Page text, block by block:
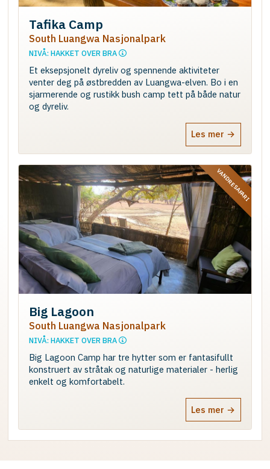
Tafika Camp
South Luangwa Nasjonalpark
NIVÅ: HAKKET OVER BRA
Et eksepsjonelt dyreliv og spennende aktiviteter
venter deg på østbredden av Luangwa-elven. Bo i en
sjarmerende og rustikk bush camp tett på både natur
og dyreliv.
Les mer →
VANDRESAFARI
Big Lagoon
South Luangwa Nasjonalpark
NIVÅ: HAKKET OVER BRA
Big Lagoon Camp har tre hytter som er fantasifullt
konstruert av stråtak og naturlige materialer - herlig
enkelt og komfortabelt.
Les mer →